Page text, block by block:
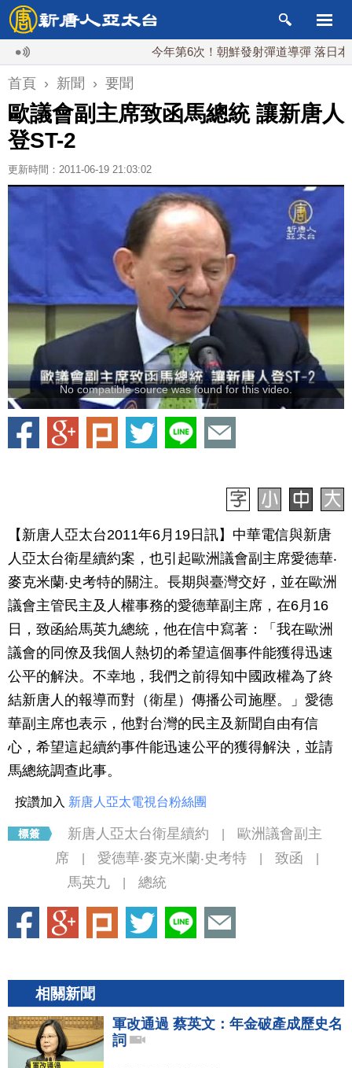
今年第6次！朝鮮發射彈道導彈 落日本EEZ外
首頁 › 新聞 › 要聞
歐議會副主席致函馬總統 讓新唐人
登ST-2
更新時間：2011-06-19 21:03:02
No compatible source was found for this video.
【新唐人亞太台2011年6月19日訊】中華電信與新唐
人亞太台衛星續約案，也引起歐洲議會副主席愛德華‧
麥克米蘭‧史考特的關注。長期與臺灣交好，並在歐洲
議會主管民主及人權事務的愛德華副主席，在6月16
日，致函給馬英九總統，他在信中寫著：「我在歐洲
議會的同僚及我個人熱切的希望這個事件能獲得迅速
公平的解決。不幸地，我們之前得知中國政權為了終
結新唐人的報導而對（衛星）傳播公司施壓。」愛德
華副主席也表示，他對台灣的民主及新聞自由有信
心，希望這起續約事件能迅速公平的獲得解決，並請
馬總統調查此事。
按讚加入 新唐人亞太電視台粉絲團
新唐人亞太台衛星續約
歐洲議會副主
席
愛德華‧麥克米蘭‧史考特 致函
馬英九 總統
相關新聞
軍改通過 蔡英文：年金破產成歷史名
詞